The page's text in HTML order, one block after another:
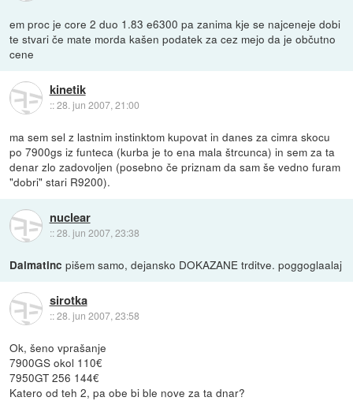
em proc je core 2 duo 1.83 e6300 pa zanima kje se najceneje dobi
te stvari če mate morda kašen podatek za cez mejo da je občutno
cene
kinetik
::28. jun 2007, 21:00
ma sem sel z lastnim instinktom kupovat in danes za cimra skocu
po 7900gs iz funteca (kurba je to ena mala štrcunca) in sem za ta
denar zlo zadovoljen (posebno če priznam da sam še vedno furam
"dobri" stari R9200).
nuclear
::28. jun 2007, 23:38
Dalmatinc pišem samo, dejansko DOKAZANE trditve. poggoglaalaj
sirotka
::28. jun 2007, 23:58
Ok, šeno vprašanje
7900GS okol 110€
7950GT 256 144€
Katero od teh 2, pa obe bi ble nove za ta dnar?